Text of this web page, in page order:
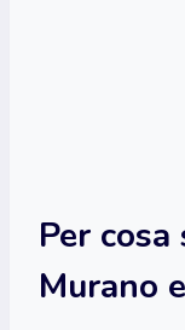
Per
Murano